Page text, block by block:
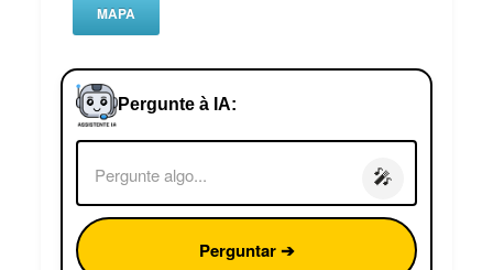
MAPA
Pergunte à IA:
🎤
Perguntar ➔